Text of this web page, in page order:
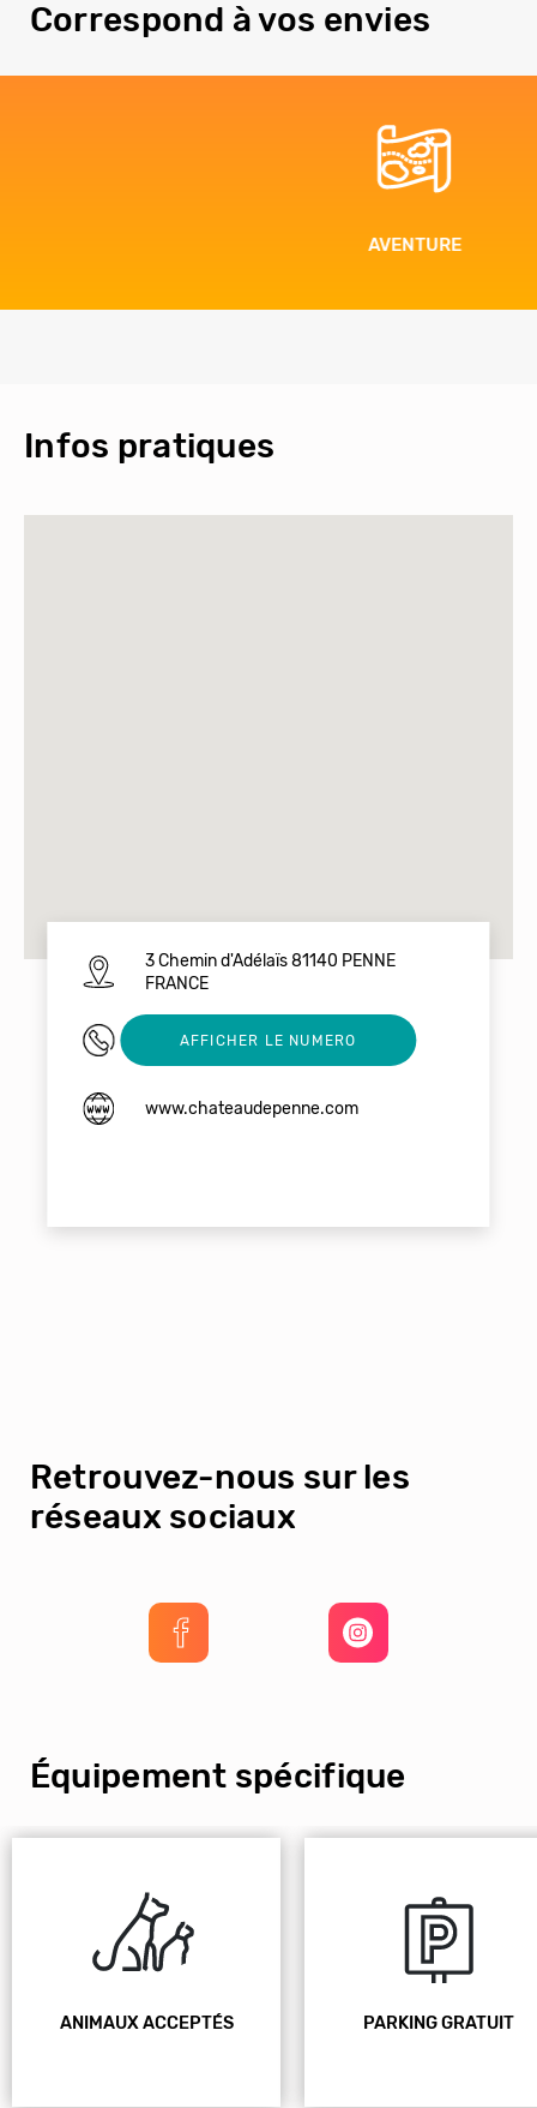
Correspond à vos envies
Infos pratiques
3 Chemin d'Adélaïs 81140 PENNE
FRANCE
0563557109
AFFICHER LE NUMERO
www.chateaudepenne.com
Équipement spécifique
ANIMAUX ACCEPTÉS PARKING GRATUIT
Retrouvez-nous sur les
réseaux sociaux